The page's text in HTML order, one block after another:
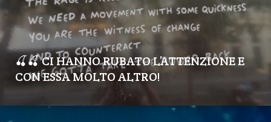
🍒🍒 CI HANNO RUBATO L’ATTENZIONE E
CON ESSA MOLTO ALTRO!